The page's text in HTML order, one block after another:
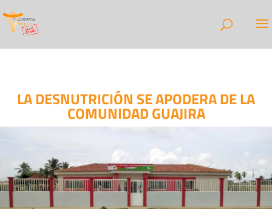
LA DESNUTRICIÓN SE APODERA DE LA
COMUNIDAD GUAJIRA